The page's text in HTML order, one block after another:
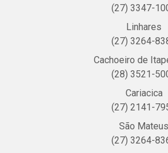
(27) 3347-
Linhares
(27) 3264-
Cachoeiro de
(28) 3521-
Cariacica
(27) 2141-
São Mateus
(27) 3264-